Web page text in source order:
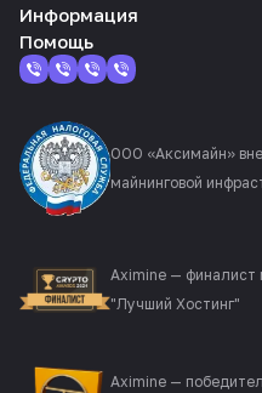
Информация
Помощь
ООО «Аксимайн»
майнинговой
Aximine — финалист
"Лучший Хостинг"
Aximine —